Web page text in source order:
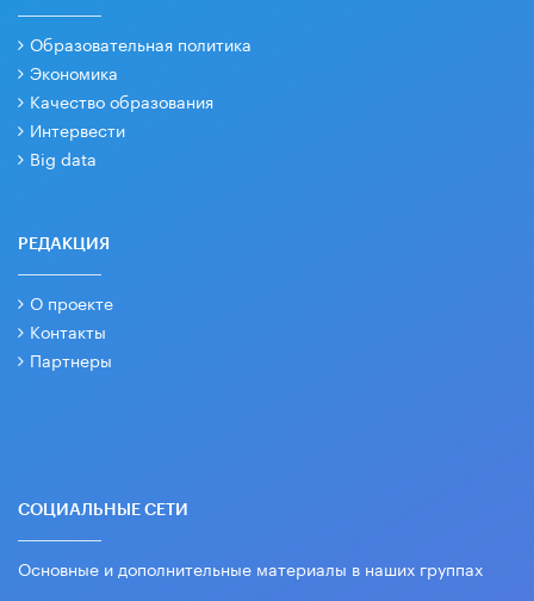
Образовательная политика
Экономика
Качество образования
Интервести
Big data
РЕДАКЦИЯ
О проекте
Контакты
Партнеры
СОЦИАЛЬНЫЕ СЕТИ
Основные и дополнительные материалы в наших группах